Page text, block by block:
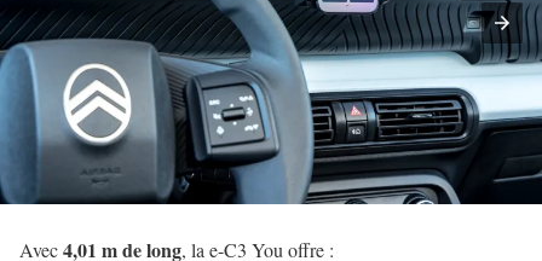
Avec4,01 m de long, la e-C3 You offre :